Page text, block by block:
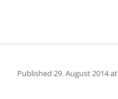
Published 29. August 2014at